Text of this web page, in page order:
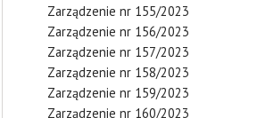
Zarządzenie nr 155/2023
Zarządzenie nr 156/2023
Zarządzenie nr 157/2023
Zarządzenie nr 158/2023
Zarządzenie nr 159/2023
Zarządzenie nr 160/2023